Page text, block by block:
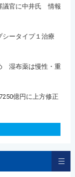
議官に中井氏 情報
ータイプ１治療
湿布薬は慢性・重
億円に上方修正